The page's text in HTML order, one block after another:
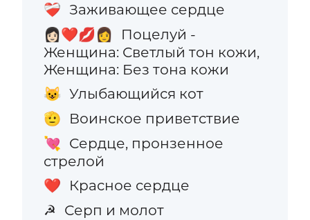
❤️‍🩹 Заживающее сердце
👩🏻‍❤️‍💋‍👩
Поцелуй -
Женщина: Светлый тон кожи,
Женщина: Без тона кожи
😺 Улыбающийся кот
🫡 Воинское приветствие
💘 Сердце, пронзенное
стрелой
❤️ Красное сердце
☭ Серп и молот